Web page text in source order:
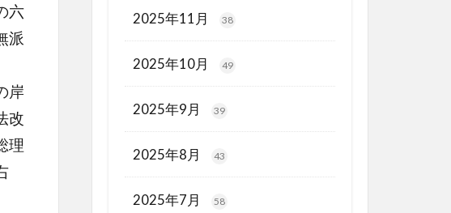
六
派
岸
改
理
2025年11月 38
2025年10月 49
2025年9月 39
2025年8月 43
2025年7月 58